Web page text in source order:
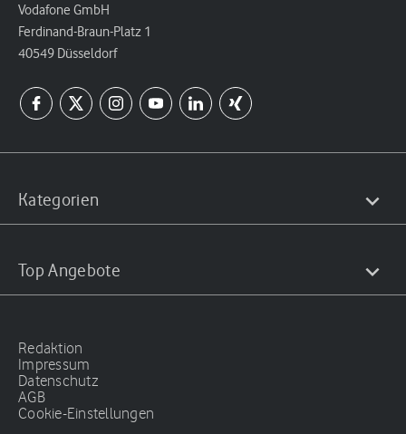
Vodafone GmbH
Ferdinand-Braun-Platz 1
40549 Düsseldorf
Kategorien
Top Angebote
Redaktion
Impressum
Datenschutz
AGB
Cookie-Einstellungen